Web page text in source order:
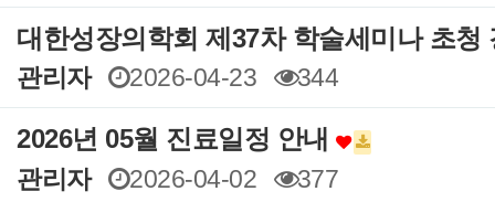
대한성장의학회 제37차 학술세미나 초청
관리자
2026-04-23 344
2026년 05월 진료일정 안내
관리자
2026-04-02 377